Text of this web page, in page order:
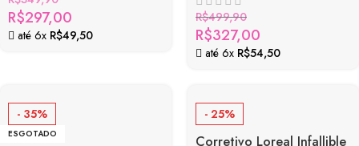
R$297,00
até 6x R$49,50
R$499,90
R$327,00
até 6x R$54,50
- 35%
ESGOTADO
- 25%
Corretivo Loreal Infallible